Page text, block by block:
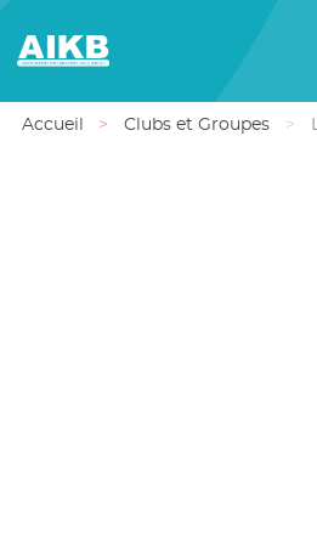
Accueil Clubs et Groupes